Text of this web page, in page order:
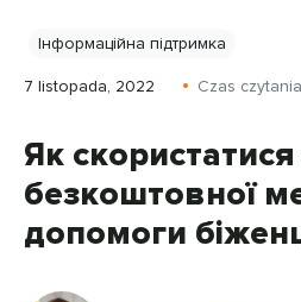
Інформаційна підтримка
7 listopada, 2022 Czas
Як скористатися
безкоштовної
допомоги